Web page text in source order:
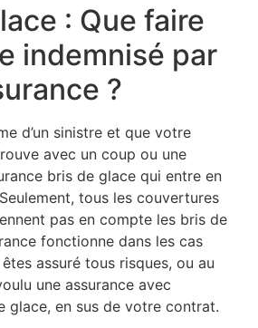
: Que faire
indemnisé par
?
d’un sinistre et que votre
avec un coup ou une
bris de glace qui entre en
tous les couvertures
pas en compte les bris de
fonctionne dans les cas
assuré tous risques, ou au
une assurance avec
glace, en sus de votre contrat.